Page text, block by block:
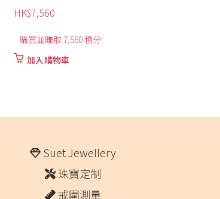
HK$33,400
購買並賺取 33,400 積分!
加入購物車
Suet Jewellery
珠寶定制
戒圍測量